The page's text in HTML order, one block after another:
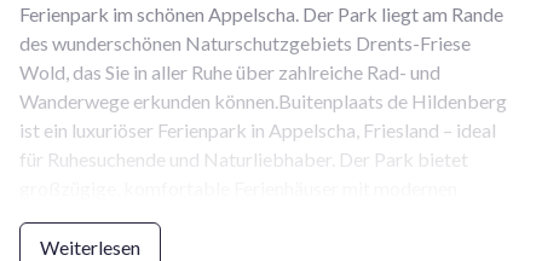
Ferienpark im schönen Appelscha. Der Park liegt am Rande
des wunderschönen Naturschutzgebiets Drents-Friese
Wold, das Sie in aller Ruhe über zahlreiche Rad- und
Wanderwege erkunden können.Buitenplaats de Hildenberg
ist ein luxuriöser Ferienpark in Appelscha, Friesland – ideal
für Ruhesuchende und Naturliebhaber. Der Park bietet
Annehmlichkeiten wie einer Spülmaschine, einer Sauna oder
sogar einem Whirlpool. Die Ferienhäuser verfügen über einen
Weiterlesen